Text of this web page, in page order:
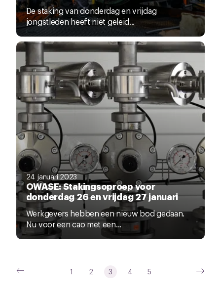
De staking van donderdag en vrijdag
jongstleden heeft niet geleid...
24 januari 2023
OWASE: Stakingsoproep voor
donderdag 26 en vrijdag 27 januari
Werkgevers hebben een nieuw bod gedaan.
Nu voor een cao met een...
1 2 3 4 5